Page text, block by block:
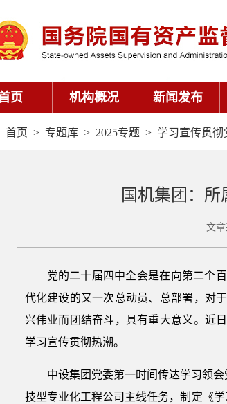
页 机构概况 新闻发布
首页 > 专题库 > 2025专题 > 学习宣传贯
国机集团：
文
党的二十届四中全会是在向第二个
代化建设的又一次总动员、总部署，对
兴伟业而团结奋斗，具有重大意义。近
学习宣传贯彻热潮。
中设集团党委第一时间传达学习领
技型专业化工程公司主线任务，制定《